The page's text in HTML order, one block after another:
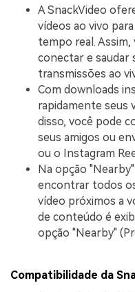
A SnackVideo
vídeos ao vivo
tempo real.
conectar e saudar
transmissões ao
Com downloads
rapidamente seus
disso, você pode
seus amigos ou
ou o Instagram
Na opção
encontrar todos
vídeo próximos a
de conteúdo é
opção "Nearby"
Compatibilidade da